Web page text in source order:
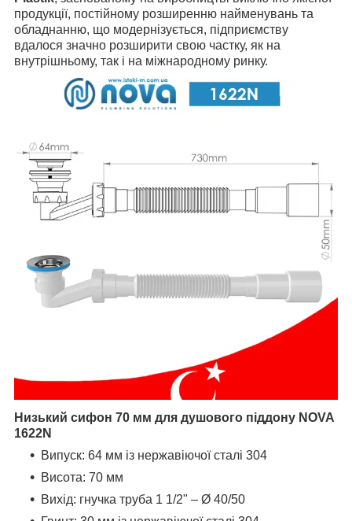
продукції, постійному розширенню найменувань та
обладнанню, що модернізується, підприємству
вдалося значно розширити свою частку, як на
внутрішньому, так і на міжнародному ринку.
Низький сифон 70 мм для душового піддону NOVA
1622N
Випуск: 64 мм із нержавіючої сталі 304
Висота: 70 мм
Вихід: гнучка труба 1 1/2" – Ø 40/50